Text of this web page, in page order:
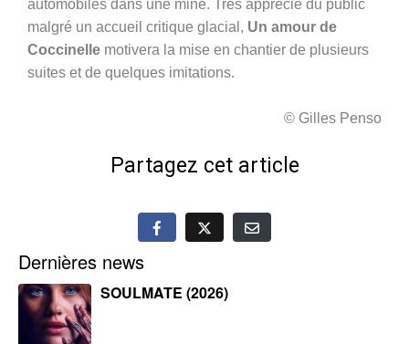
automobiles dans une mine. Très apprécié du public
malgré un accueil critique glacial, Un amour de
Coccinelle motivera la mise en chantier de plusieurs
suites et de quelques imitations.
© Gilles Penso
Partagez cet article
Dernières news
SOULMATE (2026)